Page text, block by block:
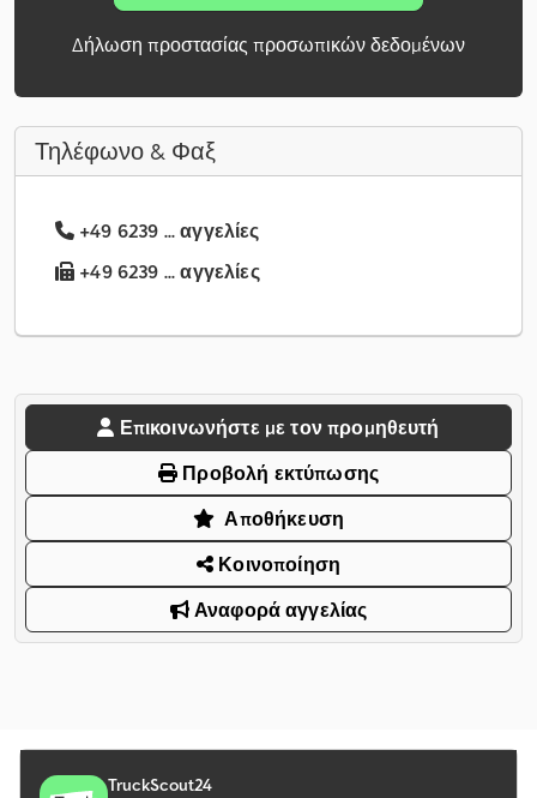
Δήλωση προστασίας προσωπικών δεδομένων
Τηλέφωνο & Φαξ
+49 6239 ... αγγελίες
+49 6239 ... αγγελίες
Επικοινωνήστε με τον προμηθευτή
Προβολή εκτύπωσης
Αποθήκευση
Κοινοποίηση
Αναφορά αγγελίας
TruckScout24